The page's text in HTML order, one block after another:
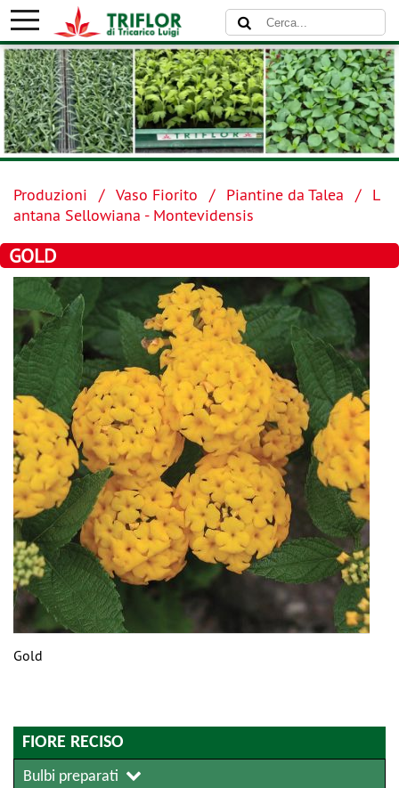
FIORE RECISO
Bulbi preparati
Produzioni Vaso Fiorito Piantine da Talea
L
antana Sellowiana - Montevidensis
GOLD
Gold